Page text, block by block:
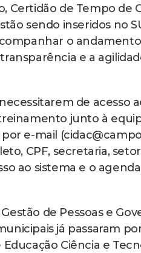
Certidão de Tempo de
sendo inseridos no
o
e a
de acesso
junto à
e-mail (
CPF, secretaria,
ao sistema e o
de Pessoas e
já passaram
Ciência e